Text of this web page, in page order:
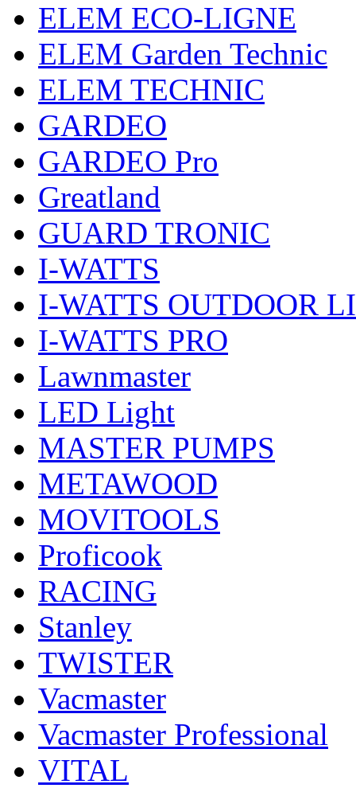
ELEM ECO-LIGNE
ELEM Garden Technic
ELEM TECHNIC
GARDEO
GARDEO Pro
Greatland
GUARD TRONIC
I-WATTS
I-WATTS OUTDOOR
I-WATTS PRO
Lawnmaster
LED Light
MASTER PUMPS
METAWOOD
MOVITOOLS
Proficook
RACING
Stanley
TWISTER
Vacmaster
Vacmaster Professional
VITAL